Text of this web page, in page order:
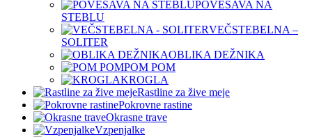
POVEŠAVA NA
STEBLU
VEČSTEBELNA –
SOLITER
OBLIKA DEŽNIKA
POM POM
KROGLA
Rastline za žive meje
Pokrovne rastine
Okrasne trave
Vzpenjalke